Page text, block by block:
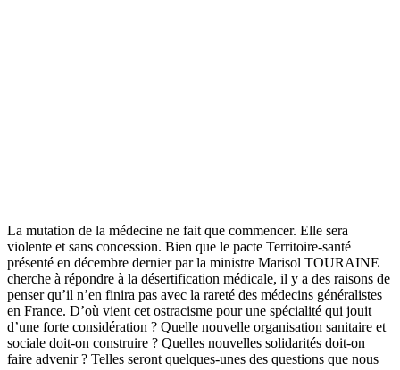
La mutation de la médecine ne fait que commencer. Elle sera
violente et sans concession. Bien que le pacte Territoire-santé
présenté en décembre dernier par la ministre Marisol TOURAINE
cherche à répondre à la désertification médicale, il y a des raisons de
penser qu’il n’en finira pas avec la rareté des médecins généralistes
en France. D’où vient cet ostracisme pour une spécialité qui jouit
d’une forte considération ? Quelle nouvelle organisation sanitaire et
sociale doit-on construire ? Quelles nouvelles solidarités doit-on
faire advenir ? Telles seront quelques-unes des questions que nous